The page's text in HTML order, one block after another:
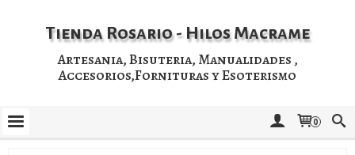
Tienda Rosario - Hilos Macrame
Artesania, Bisuteria, Manualidades ,
Accesorios,Fornituras y Esoterismo
0